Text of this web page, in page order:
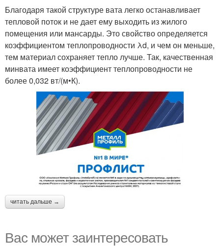
Благодаря такой структуре вата легко останавливает
тепловой поток и не дает ему выходить из жилого
помещения или мансарды. Это свойство определяется
коэффициентом теплопроводности λd, и чем он меньше,
тем материал сохраняет тепло лучше. Так, качественная
минвата имеет коэффициент теплопроводности не
более 0,032 вт/(м•К).
читать дальше →
Вас может заинтересовать